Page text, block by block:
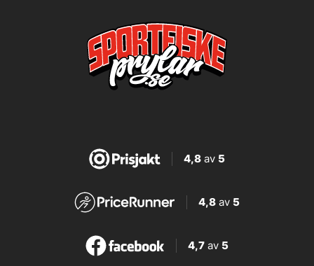
4,8av 5
4,8 av 5
4,7 av 5